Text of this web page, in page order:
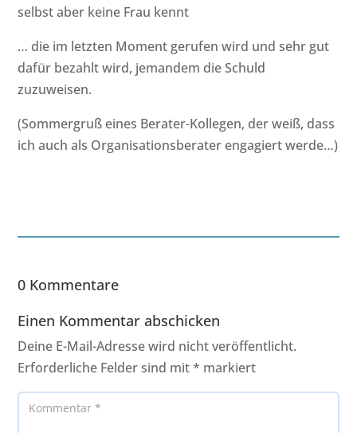
selbst aber keine Frau kennt
… die im letzten Moment gerufen wird und sehr gut
dafür bezahlt wird, jemandem die Schuld
zuzuweisen.
(Sommergruß eines Berater-Kollegen, der weiß, dass
ich auch als Organisationsberater engagiert werde…)
0 Kommentare
Einen Kommentar abschicken
Deine E-Mail-Adresse wird nicht veröffentlicht.
Erforderliche Felder sind mit* markiert